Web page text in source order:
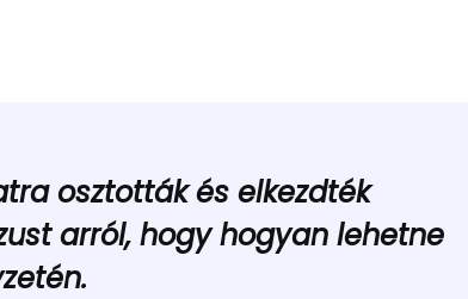
osztották és elkezdték
arról, hogy hogyan lehetne